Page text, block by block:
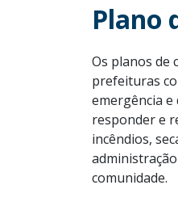
Plano
Os planos de
prefeituras
emergência e
responder e
incêndios,
comunidade.